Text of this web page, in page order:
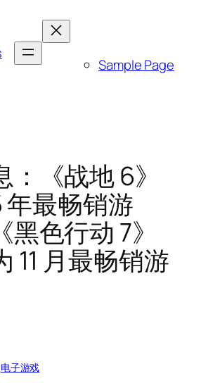
Sample Page
《战地 6》
最畅销游
色行动 7》
11 月最畅销游
电子游戏